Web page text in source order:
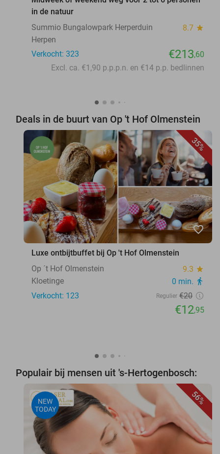
in de natuur
Summio Bungalowpark Herperduin
8.7 star
Herpen
Verkocht: 323
€213,60
Excl. ca. €1,90 p.p.p.n. en €14 p.p. bedlinnen
Deals in de buurt van Op 't Hof Olmenstein
35%
favorite_border
Luxe ontbijtbuffet bij Op 't Hof Olmenstein
Op ´t Hof Olmenstein
9.3 star
Kloetinge 0 min. directions_walk
Verkocht: 123 Regulier €20
€12,95
Populair bij mensen uit 's-Hertogenbosch:
56%
NEW
TODAY